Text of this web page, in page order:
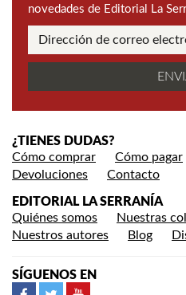
novedades de Editorial La
¿TIENES DUDAS?
Cómo comprar
Cómo pagar
Devoluciones
Contacto
EDITORIAL LA SERRANÍA
Quiénes somos
Nuestras
Nuestros autores
Blog
SÍGUENOS EN